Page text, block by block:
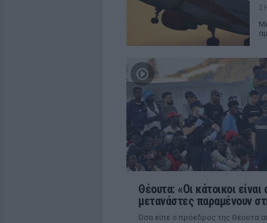
Θέουτα: «Οι κάτοικοι
μετανάστες παραμένουν
Όσα είπε ο πρόεδρος της Θέουτα